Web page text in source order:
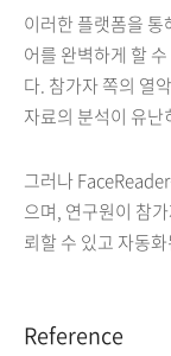
이러한 플랫폼을 통
어를 완벽하게 할
다. 참가자 쪽의 열
자료의 분석이 유
그러나
으며, 연구원이 참
뢰할 수 있고 자동
Reference